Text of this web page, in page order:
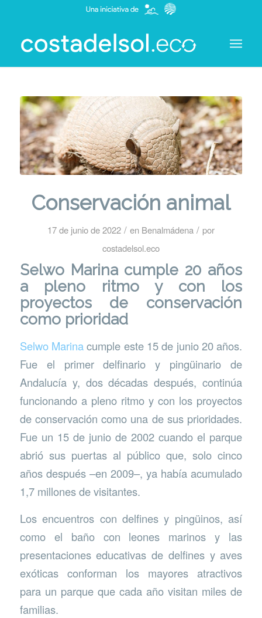
Conservación animal
17 de junio de 2022 / en Benalmádena / por
costadelsol.eco
Selwo Marina cumple 20 años
a pleno ritmo y con los
proyectos de conservación
como prioridad
Selwo Marinacumple este 15 de junio 20 años.
Fue el primer delfinario y pingüinario de
Andalucía y, dos décadas después, continúa
funcionando a pleno ritmo y con los proyectos
de conservación como una de sus prioridades.
Fue un 15 de junio de 2002 cuando el parque
abrió sus puertas al público que, solo cinco
años después –en 2009–, ya había acumulado
1,7 millones de visitantes.
Los encuentros con delfines y pingüinos, así
como el baño con leones marinos y las
presentaciones educativas de delfines y aves
exóticas conforman los mayores atractivos
para un parque que cada año visitan miles de
familias.